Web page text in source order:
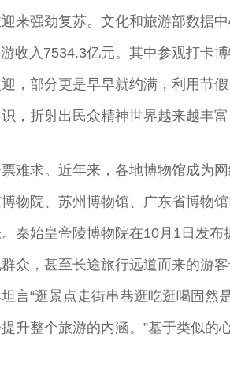
来强劲复苏。文化和旅游部数据
收入7534.3亿元。其中参观打卡
，部分更是早早就约满，利用节
，折射出民众精神世界越来越丰富
难求。近年来，各地博物馆成为
物院、苏州博物馆、广东省博物馆
秦始皇帝陵博物院在10月1日发
，甚至长途旅行远道而来的游
言“逛景点走街串巷逛吃逛喝固然
升整个旅游的内涵。”基于类似的